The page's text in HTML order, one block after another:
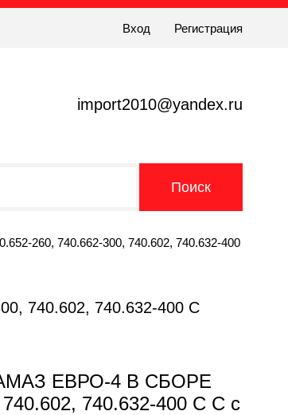
Вход Регистрация
import2010@yandex.ru
260, 740.662-300, 740.602, 740.632-400
740.602, 740.632-400 С
ЕВРО-4 В СБОРЕ
740.632-400 С С с